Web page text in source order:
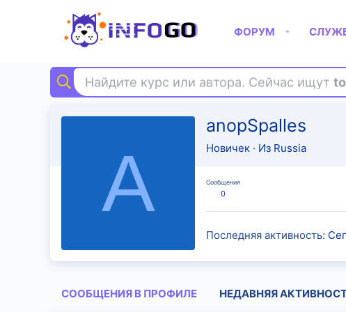
ФОРУМ
Найдите курс или автора. Сейчас ищут
A
anopSpalles
Новичек · Из Russia
Сообщения
0
Последняя активность
СООБЩЕНИЯ В ПРОФИЛЕ НЕДАВНЯЯ